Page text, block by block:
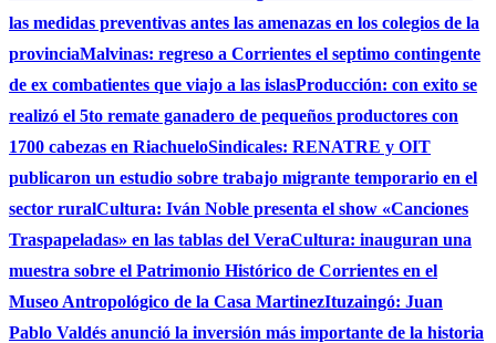
las medidas preventivas antes las amenazas en los colegios de la
provinciaMalvinas: regreso a Corrientes el septimo contingente
de ex combatientes que viajo a las islasProducción: con exito se
realizó el 5to remate ganadero de pequeños productores con
1700 cabezas en RiachueloSindicales: RENATRE y OIT
publicaron un estudio sobre trabajo migrante temporario en el
sector ruralCultura: Iván Noble presenta el show «Canciones
Traspapeladas» en las tablas del VeraCultura: inauguran una
muestra sobre el Patrimonio Histórico de Corrientes en el
Museo Antropológico de la Casa MartinezItuzaingó: Juan
Pablo Valdés anunció la inversión más importante de la historia